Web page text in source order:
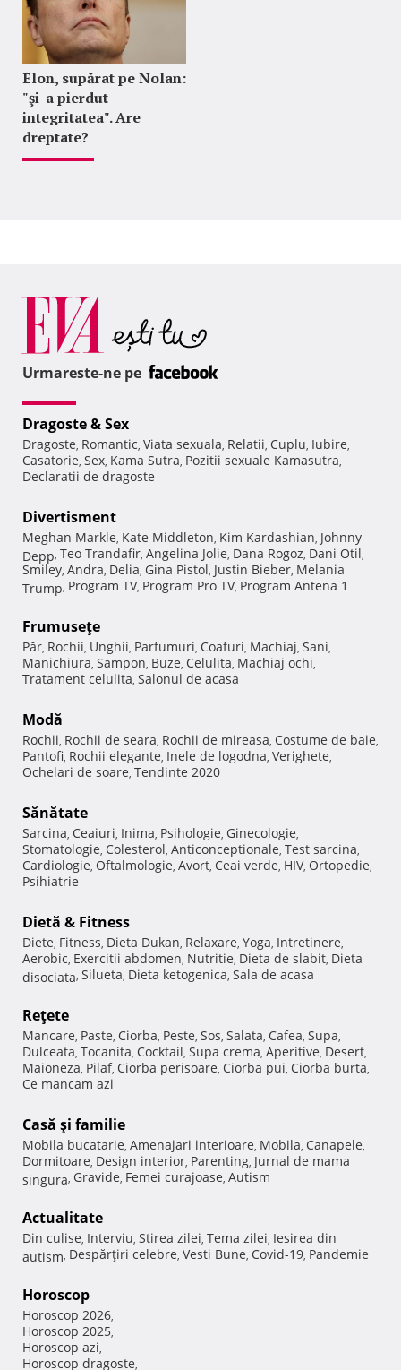
Elon, supărat pe Nolan:
"şi-a pierdut
integritatea". Are
dreptate?
Urmareste-ne pe
Dragoste & Sex
Dragoste, Romantic, Viata sexuala, Relatii, Cuplu, Iubire,
Casatorie, Sex, Kama Sutra, Pozitii sexuale Kamasutra,
Declaratii de dragoste
Divertisment
Meghan Markle, Kate Middleton, Kim Kardashian, Johnny
Depp, Teo Trandafir, Angelina Jolie, Dana Rogoz, Dani Otil,
Smiley, Andra, Delia, Gina Pistol, Justin Bieber, Melania
Trump, Program TV, Program Pro TV, Program Antena 1
Frumuseţe
Păr, Rochii, Unghii, Parfumuri, Coafuri, Machiaj, Sani,
Manichiura, Sampon, Buze, Celulita, Machiaj ochi,
Tratament celulita, Salonul de acasa
Modă
Rochii, Rochii de seara, Rochii de mireasa, Costume de baie,
Pantofi, Rochii elegante, Inele de logodna, Verighete,
Ochelari de soare, Tendinte 2020
Sănătate
Sarcina, Ceaiuri, Inima, Psihologie, Ginecologie,
Stomatologie, Colesterol, Anticonceptionale, Test sarcina,
Cardiologie, Oftalmologie, Avort, Ceai verde, HIV, Ortopedie,
Psihiatrie
Dietă & Fitness
Diete, Fitness, Dieta Dukan, Relaxare, Yoga, Intretinere,
Aerobic, Exercitii abdomen, Nutritie, Dieta de slabit, Dieta
disociata, Silueta, Dieta ketogenica, Sala de acasa
Reţete
Mancare, Paste, Ciorba, Peste, Sos, Salata, Cafea, Supa,
Dulceata, Tocanita, Cocktail, Supa crema, Aperitive, Desert,
Maioneza, Pilaf, Ciorba perisoare, Ciorba pui, Ciorba burta,
Ce mancam azi
Casă şi familie
Mobila bucatarie, Amenajari interioare, Mobila, Canapele,
Dormitoare, Design interior, Parenting, Jurnal de mama
singura, Gravide, Femei curajoase, Autism
Actualitate
Din culise, Interviu, Stirea zilei, Tema zilei, Iesirea din
autism, Despărţiri celebre, Vesti Bune, Covid-19, Pandemie
Horoscop
Horoscop 2026,
Horoscop 2025,
Horoscop azi,
Horoscop dragoste,